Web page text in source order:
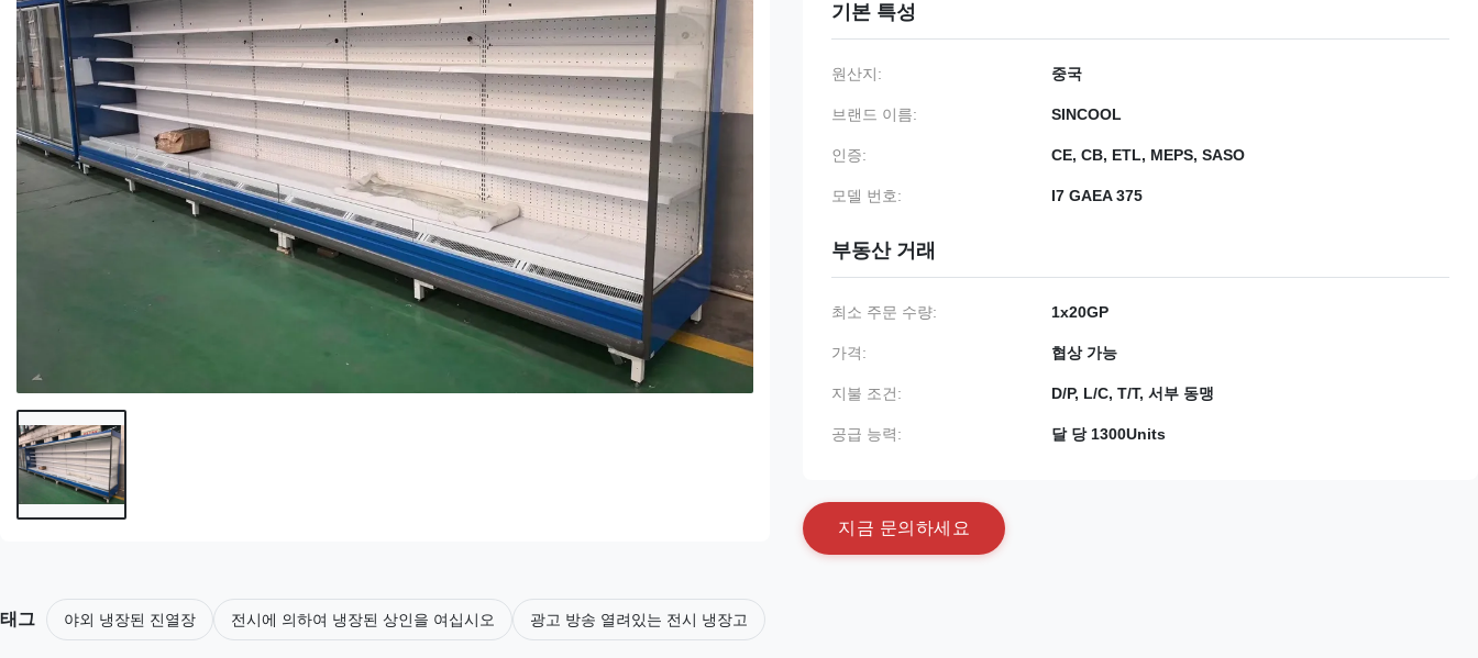
기본 특성
원산지: 중국
브랜드 이름: SINCOOL
인증: CE, CB, ETL, MEPS, SASO
모델 번호: I7 GAEA 375
부동산 거래
최소 주문 수량: 1x20GP
가격: 협상 가능
지불 조건: D/P, L/C, T/T, 서부 동맹
공급 능력: 달 당 1300Units
지 금 문의 하세 요
태그 야외 냉장된 진열장 전시에 의하여 냉장된 상인을 여십시오 광고 방송 열려있는 전시 냉장고